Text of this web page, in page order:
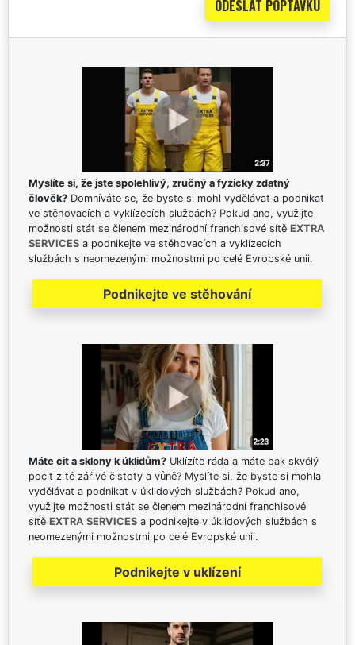
Myslíte si, že jste spolehlivý, zručný a fyzicky zdatný
člověk? Domníváte se, že byste si mohl vydělávat a podnikat
ve stěhovacích a vyklízecích službách? Pokud ano, využijte
možnosti stát se členem mezinárodní franchisové sítě EXTRA
SERVICES a podnikejte ve stěhovacích a vyklízecích
službách s neomezenými možnostmi po celé Evropské unii.
Podnikejte ve stěhování
Máte cit a sklony k úklidům? Uklízíte ráda a máte pak skvělý
pocit z té zářivé čistoty a vůně? Myslíte si, že byste si mohla
vydělávat a podnikat v úklidových službách? Pokud ano,
využijte možnosti stát se členem mezinárodní franchisové
sítě EXTRA SERVICES a podnikejte v úklidových službách s
neomezenými možnostmi po celé Evropské unii.
Podnikejte v uklízení